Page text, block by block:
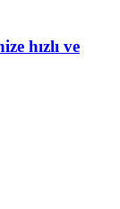
hızlı ve